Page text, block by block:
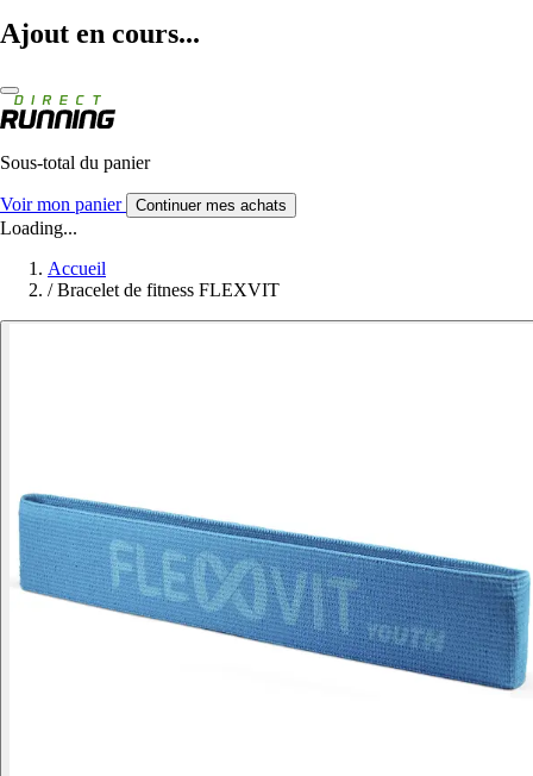
Ajout en cours...
Sous-total du panier
Voir mon panier Continuer mes achats
Loading...
Accueil
/ Bracelet de fitness FLEXVIT